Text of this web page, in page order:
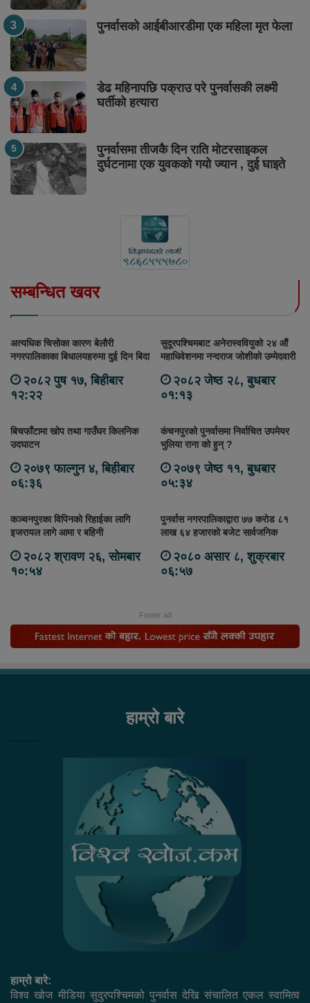
पुनर्वासको आईबीआरडीमा एक महिला मृत फेला
डेढ महिनापछि पक्राउ परे पुनर्वासकी लक्ष्मी
घर्तीको हत्यारा
पुनर्वासमा तीजकै दिन राति मोटरसाइकल
दुर्घटनामा एक युवकको गयो ज्यान , दुई घाइते
सम्बन्धित खवर
अत्यधिक चिसोका कारण बेलौरी
नगरपालिकाका बिधालयहरुमा दुई दिन बिदा
२०८२ पुष १७, बिहीबार
१२:२२
सुदूरपश्चिमबाट अनेरास्ववियुको २४ औं
महाधिवेशनमा नन्दराज जोशीको उम्मेदवारी
२०८२ जेष्ठ २८, बुधबार
०१:१३
बिचफाँटामा खोप तथा गाउँघर किलनिक
उदघाटन
२०७९ फाल्गुन ४, बिहीबार
०६:३६
कंचनपुरको पुनर्वासमा निर्वाचित उपमेयर
भुलिया राना को हुन् ?
२०७९ जेष्ठ ११, बुधबार
०५:३४
कञ्चनपुरका विपिनको रिहाईका लागि
इजरायल लागे आमा र बहिनी
२०८२ श्रावण २६, सोमबार
१०:५४
पुनर्वास नगरपालिकाद्वारा ७७ करोड ८१
लाख ६४ हजारको बजेट सार्वजनिक
२०८० असार ८, शुक्रबार
०६:५७
Footer ad
हाम्रो बारे
हाम्रो बारे:
विश्व खोज मीडिया सुदुरपश्चिमको पुनर्वास देखि संचालित एकल स्वामित्व